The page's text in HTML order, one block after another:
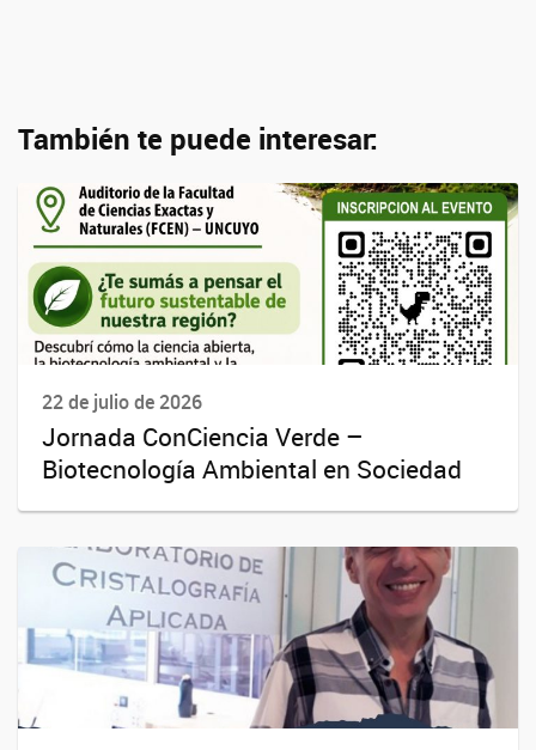
También te puede interesar:
22 de julio de 2026
Jornada ConCiencia Verde –
Biotecnología Ambiental en Sociedad